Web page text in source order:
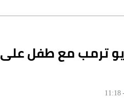
ترمب مع طفل